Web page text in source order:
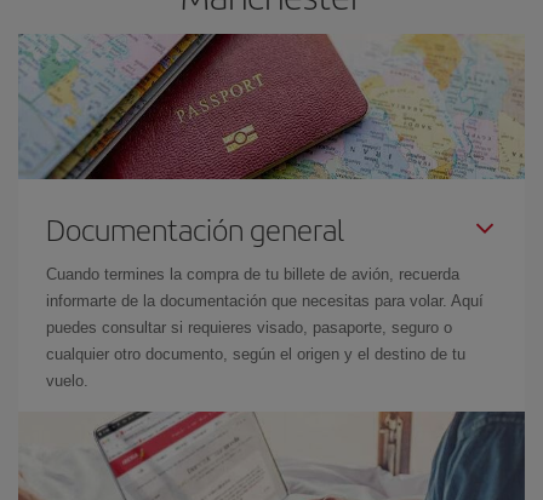
Documentación general
Cuando termines la compra de tu billete de avión, recuerda
informarte de la documentación que necesitas para volar. Aquí
puedes consultar si requieres visado, pasaporte, seguro o
cualquier otro documento, según el origen y el destino de tu
vuelo.